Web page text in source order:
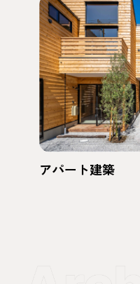
アパート建築